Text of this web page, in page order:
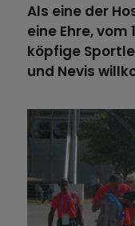
Als eine der
eine Ehre, vom
köpfige
und Nevis